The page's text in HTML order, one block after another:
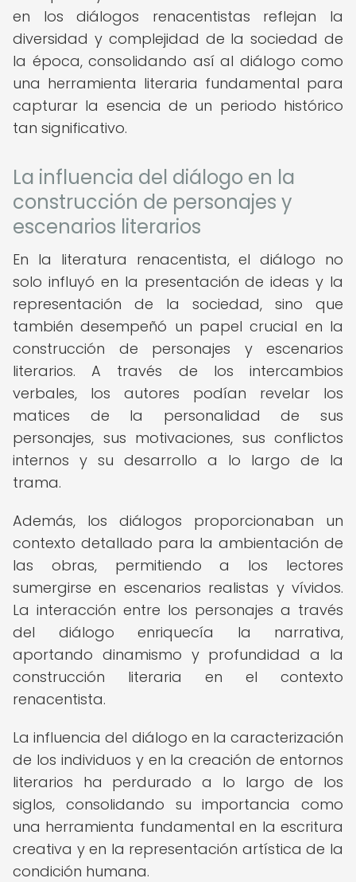
en los diálogos renacentistas reflejan la
diversidad y complejidad de la sociedad de
la época, consolidando así al diálogo como
una herramienta literaria fundamental para
capturar la esencia de un periodo histórico
tan significativo.
La influencia del diálogo en la
construcción de personajes y
escenarios literarios
En la literatura renacentista, el diálogo no
solo influyó en la presentación de ideas y la
representación de la sociedad, sino que
también desempeñó un papel crucial en la
construcción de personajes y escenarios
literarios. A través de los intercambios
verbales, los autores podían revelar los
matices de la personalidad de sus
personajes, sus motivaciones, sus conflictos
internos y su desarrollo a lo largo de la
trama.
Además, los diálogos proporcionaban un
contexto detallado para la ambientación de
las obras, permitiendo a los lectores
sumergirse en escenarios realistas y vívidos.
La interacción entre los personajes a través
del diálogo enriquecía la narrativa,
aportando dinamismo y profundidad a la
construcción literaria en el contexto
renacentista.
La influencia del diálogo en la caracterización
de los individuos y en la creación de entornos
literarios ha perdurado a lo largo de los
siglos, consolidando su importancia como
una herramienta fundamental en la escritura
creativa y en la representación artística de la
condición humana.